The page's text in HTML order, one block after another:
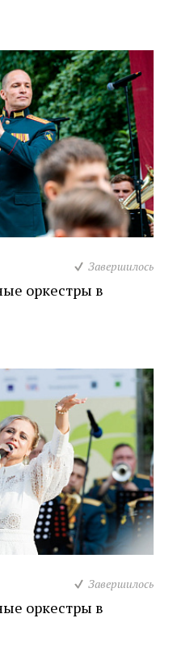
Завершилось
оркестры в
Завершилось
оркестры в